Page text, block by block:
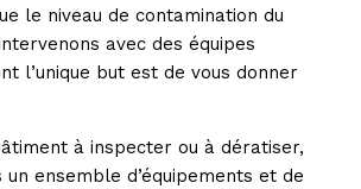
le niveau de contamination du
avec des équipes
l’unique but est de vous donner
à inspecter ou à dératiser,
un ensemble d’équipements et de